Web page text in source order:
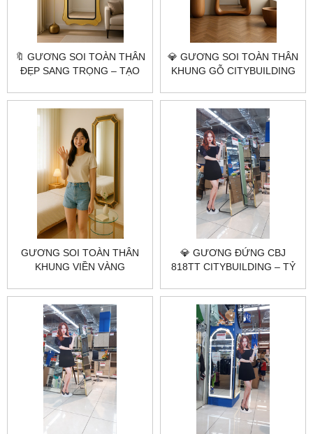
🔖 GƯƠNG SOI TOÀN THÂN
ĐẸP SANG TRỌNG – TẠO
CHO KHÔNG GIAN |
CITYBUILDING
💎 GƯƠNG SOI TOÀN THÂN
KHUNG GỖ CITYBUILDING
GIÁ TẠI XƯỞNG
GƯƠNG SOI TOÀN THÂN
KHUNG VIỀN VÀNG
NHẤN SANG TRỌNG CHO
KHÔNG GIAN
💎 GƯƠNG ĐỨNG CBJ
818TT CITYBUILDING – TỶ
ĐẶT GỌN, DÙNG LÂU ỔN
ĐỊNH